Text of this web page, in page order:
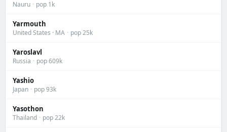
Nauru · pop 1k
Yarmouth
United States · MA · pop 25k
Yaroslavl
Russia · pop 609k
Yashio
Japan · pop 93k
Yasothon
Thailand · pop 22k